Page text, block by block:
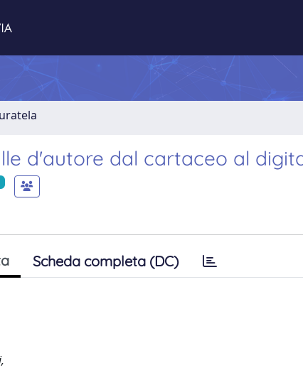
d'autore dal cartaceo al
Scheda completa (DC)